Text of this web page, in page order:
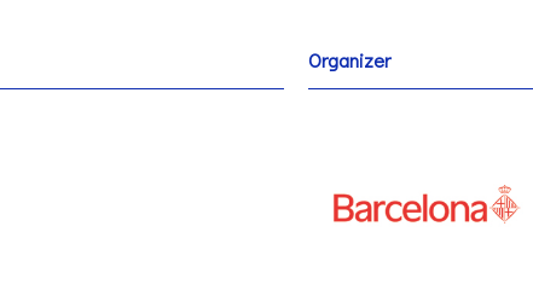
Organizer